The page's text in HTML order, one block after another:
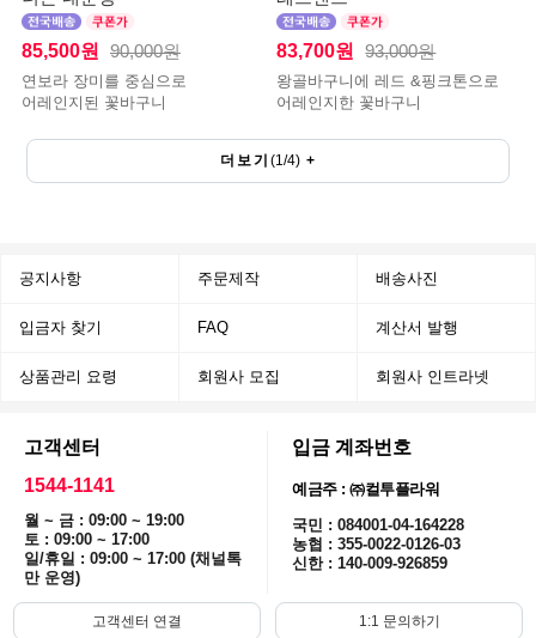
85,500원 90,000원
연보라 장미를 중심으로
어레인지된 꽃바구니
83,700원 93,000원
왕골바구니에 레드 &핑크톤으로
어레인지한 꽃바구니
더보기 (1/4)+
공지사항 주문제작 배송사진
입금자 찾기 FAQ 계산서 발행
상품관리 요령 회원사 모집 회원사 인트라넷
고객센터
1544-1141
월 ~ 금 : 09:00 ~ 19:00
토 : 09:00 ~ 17:00
일/휴일 : 09:00 ~ 17:00 (채널톡
만 운영)
입금 계좌번호
예금주 : ㈜컬투플라워
국민 : 084001-04-164228
농협 : 355-0022-0126-03
신한 : 140-009-926859
고객센터 연결 1:1 문의하기